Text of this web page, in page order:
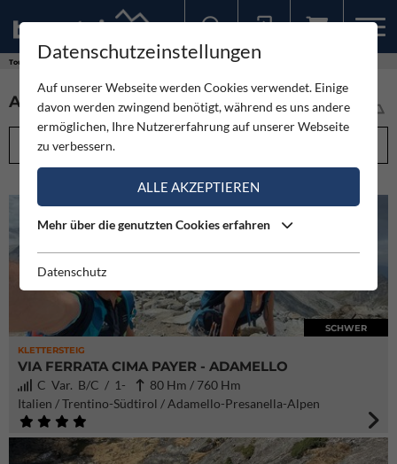
Touren
ALLE TOUREN IM ÜBERBLICK (5974)
FILTEROPTIONEN
KLETTERSTEIG
SCHWER
VIA FERRATA CIMA PAYER - ADAMELLO
C Var. B/C / 1-
80 Hm / 760 Hm
Italien / Trentino-Südtirol / Adamello-Presanella-Alpen
Datenschutzeinstellungen
Auf unserer Webseite werden Cookies verwendet. Einige
davon werden zwingend benötigt, während es uns andere
ermöglichen, Ihre Nutzererfahrung auf unserer Webseite
zu verbessern.
ALLE AKZEPTIEREN
Mehr über die genutzten Cookies erfahren
Datenschutz